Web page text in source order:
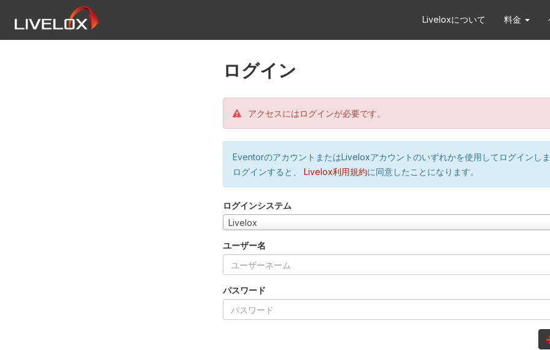
Liveloxについて 料金
ログイン
アクセスにはログインが必要です。
EventorのアカウントまたはLiveloxアカウントのいずれかを使用してログインし
ログインすると、
Livelox利用規約に同意したことになります。
ログインシステム
Livelox
ユーザー名
パスワード